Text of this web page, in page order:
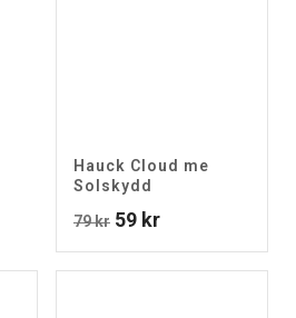
Hauck Cloud me
Solskydd
79kr Det
priset
59 krDet
priset